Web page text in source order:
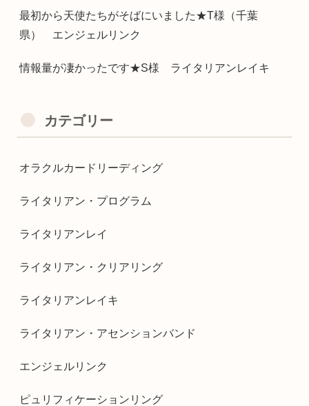
最初から天使たちがそばにいました★T様（千葉
県） エンジェルリンク
情報量が凄かったです★S様 ライタリアンレイキ
カテゴリー
オラクルカードリーディング
ライタリアン・プログラム
ライタリアンレイ
ライタリアン・クリアリング
ライタリアンレイキ
ライタリアン・アセンションバンド
エンジェルリンク
ピュリフィケーションリング